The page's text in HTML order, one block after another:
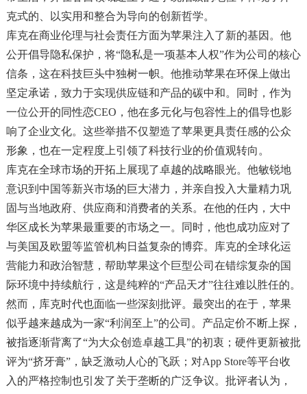
克式的、以实用和整合为导向的创新哲学。
库克在商业伦理与社会责任方面为苹果注入了新的基因。他
公开倡导隐私保护，将“隐私是一项基本人权”作为公司的核心
信条，这在科技巨头中独树一帜。他推动苹果在环保上做出
坚定承诺，致力于实现供应链和产品的碳中和。同时，作为
一位公开的同性恋CEO，他在多元化与包容性上的倡导也影
响了企业文化。这些举措不仅塑造了苹果更具责任感的公众
形象，也在一定程度上引领了科技行业的价值观转向。
库克在全球市场的开拓上展现了卓越的战略眼光。他敏锐地
意识到中国等新兴市场的巨大潜力，并亲自投入大量精力巩
固与当地政府、供应商和消费者的关系。在他的任内，大中
华区成长为苹果最重要的市场之一。同时，他也成功应对了
与美国及欧盟等监管机构日益复杂的博弈。库克的全球化运
营能力和政治智慧，帮助苹果这个巨型公司在错综复杂的国
际环境中持续航行，这是纯粹的“产品天才”往往难以胜任的。
然而，库克时代也面临一些深刻批评。最突出的在于，苹果
似乎越来越成为一家“利润至上”的公司。产品定价不断上探，
被指逐渐背离了“为大众创造卓越工具”的初衷；硬件更新被批
评为“挤牙膏”，缺乏激动人心的飞跃；对App Store等平台收
入的严格控制也引发了关于垄断的广泛争议。批评者认为，